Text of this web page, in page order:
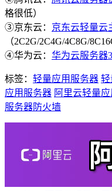
格很低）
③京东云： 京东云轻量云
（2C2G/2C4G/4C8G/
④华为云： 华为云服务器
标签： 轻量应用服务器 轻
应用服务器 阿里云轻量
服务器防火墙